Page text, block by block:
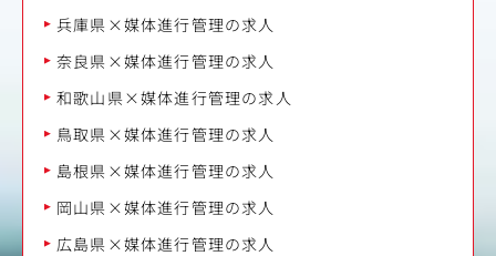
兵庫県×媒体進行管理の求人
奈良県×媒体進行管理の求人
和歌山県×媒体進行管理の求人
鳥取県×媒体進行管理の求人
島根県×媒体進行管理の求人
岡山県×媒体進行管理の求人
広島県×媒体進行管理の求人